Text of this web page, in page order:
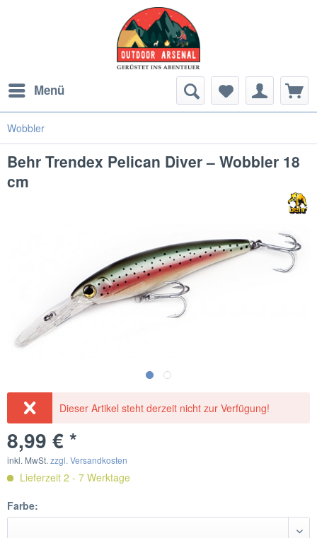
Menü
Wobbler
Behr Trendex Pelican Diver – Wobbler 18
cm
Dieser Artikel steht derzeit nicht zur Verfügung!
8,99 € *
inkl. MwSt. zzgl. Versandkosten
Lieferzeit 2 - 7 Werktage
Farbe: